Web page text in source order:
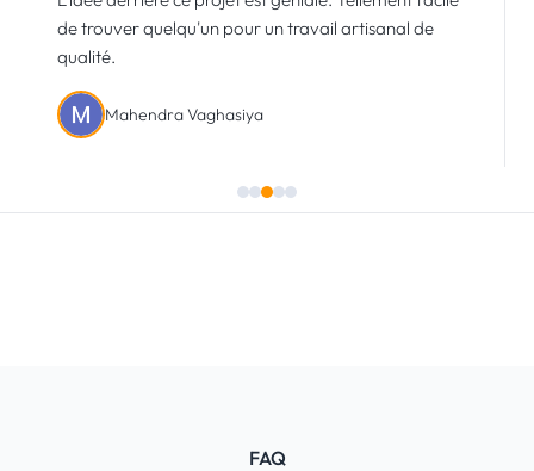
de trouver quelqu'un pour un travail artisanal de
qualité.
Mahendra Vaghasiya
FAQ